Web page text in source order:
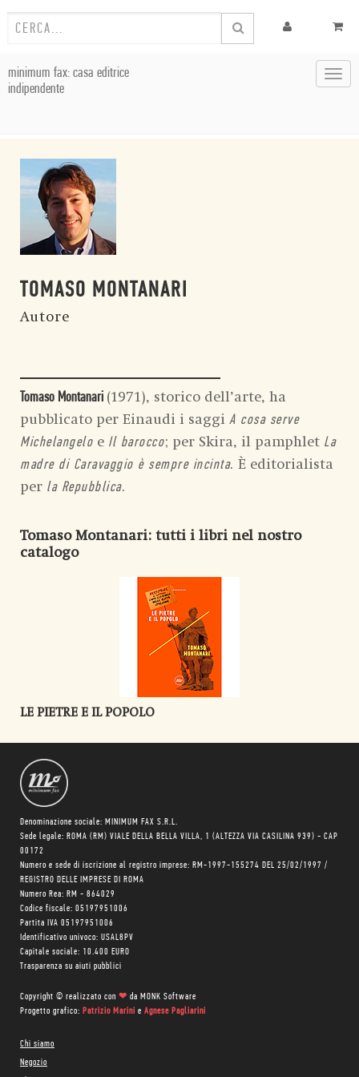
minimum fax: casa editrice
indipendente
TOMASO MONTANARI
Autore
Tomaso Montanari (1971), storico dell’arte, ha
pubblicato per Einaudi i saggi A cosa serve
Michelangelo e Il barocco; per Skira, il pamphlet La
madre di Caravaggio è sempre incinta. È editorialista
per la Repubblica.
Tomaso Montanari: tutti i libri nel nostro
catalogo
LE PIETRE E IL POPOLO
Denominazione sociale: MINIMUM FAX S.R.L.
Sede legale: ROMA (RM) VIALE DELLA BELLA VILLA, 1 (ALTEZZA VIA CASILINA 939) - CAP
00172
Numero e sede di iscrizione al registro imprese: RM-1997-155274 DEL 25/02/1997 /
REGISTRO DELLE IMPRESE DI ROMA
Numero Rea: RM - 864029
Codice fiscale: 05197951006
Partita IVA 05197951006
Identificativo univoco: USAL8PV
Capitale sociale: 10.400 EURO
Trasparenza su aiuti pubblici
Copyright © realizzato con ❤ da MONK Software
Progetto grafico: Patrizio Marini e Agnese Pagliarini
Chi siamo
Negozio